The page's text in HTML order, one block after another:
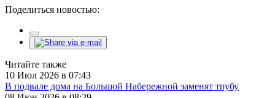
Поделиться новостью:
Читайте также
10 Июл 2026 в 07:43
В подвале дома на Большой Набережной заменят трубу